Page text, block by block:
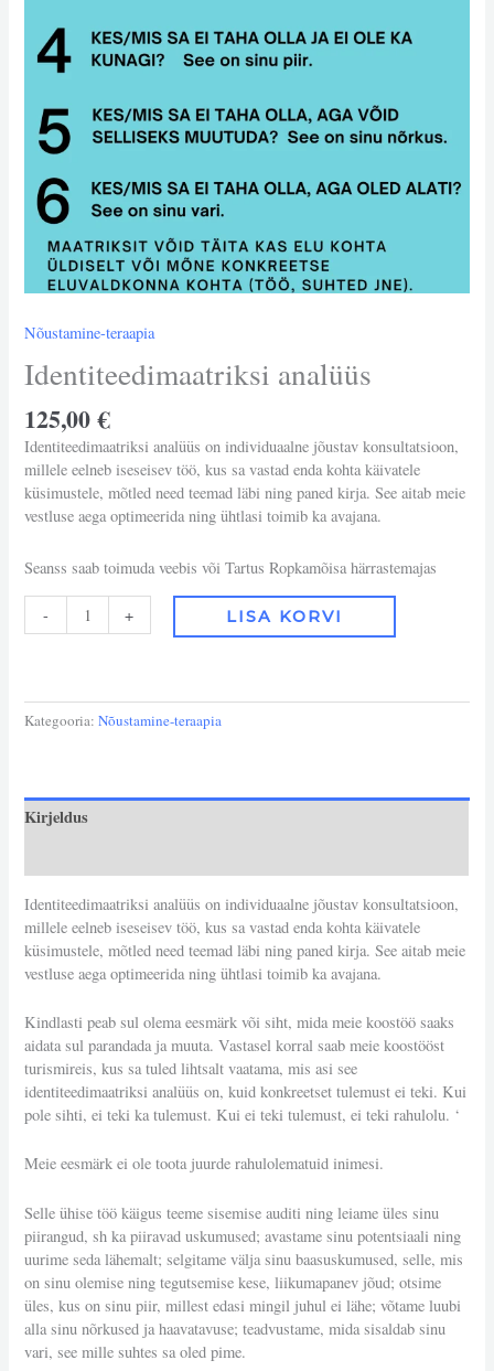
Nõustamine-teraapia
Identiteedimaatriksi analüüs
125,00€
Identiteedimaatriksi analüüs on individuaalne jõustav konsultatsioon,
millele eelneb iseseisev töö, kus sa vastad enda kohta käivatele
küsimustele, mõtled need teemad läbi ning paned kirja. See aitab meie
vestluse aega optimeerida ning ühtlasi toimib ka avajana.
Seanss saab toimuda veebis või Tartus Ropkamõisa härrastemajas
- + LISA KORVI
Kategooria:Nõustamine-teraapia
Kirjeldus
Identiteedimaatriksi analüüs on individuaalne jõustav konsultatsioon,
millele eelneb iseseisev töö, kus sa vastad enda kohta käivatele
küsimustele, mõtled need teemad läbi ning paned kirja. See aitab meie
vestluse aega optimeerida ning ühtlasi toimib ka avajana.
Kindlasti peab sul olema eesmärk või siht, mida meie koostöö saaks
aidata sul parandada ja muuta. Vastasel korral saab meie koostööst
turismireis, kus sa tuled lihtsalt vaatama, mis asi see
identiteedimaatriksi analüüs on, kuid konkreetset tulemust ei teki. Kui
pole sihti, ei teki ka tulemust. Kui ei teki tulemust, ei teki rahulolu. ‘
Meie eesmärk ei ole toota juurde rahulolematuid inimesi.
Selle ühise töö käigus teeme sisemise auditi ning leiame üles sinu
piirangud, sh ka piiravad uskumused; avastame sinu potentsiaali ning
uurime seda lähemalt; selgitame välja sinu baasuskumused, selle, mis
on sinu olemise ning tegutsemise kese, liikumapanev jõud; otsime
üles, kus on sinu piir, millest edasi mingil juhul ei lähe; võtame luubi
alla sinu nõrkused ja haavatavuse; teadvustame, mida sisaldab sinu
vari, see mille suhtes sa oled pime.